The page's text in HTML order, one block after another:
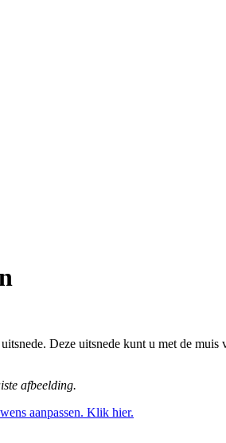
Deze uitsnede kunt u met de muis
afbeelding.
aanpassen. Klik hier.